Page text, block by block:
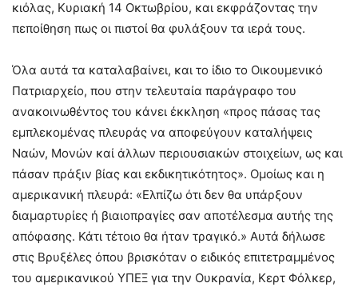
κιόλας, Κυριακή 14 Οκτωβρίου, και εκφράζοντας την
πεποίθηση πως οι πιστοί θα φυλάξουν τα ιερά τους.
Όλα αυτά τα καταλαβαίνει, και το ίδιο το Οικουμενικό
Πατριαρχείο, που στην τελευταία παράγραφο του
ανακοινωθέντος του κάνει έκκληση «προς πάσας τας
εμπλεκομένας πλευράς να αποφεύγουν καταλήψεις
Ναών, Μονών καί άλλων περιουσιακών στοιχείων, ως και
πάσαν πράξιν βίας και εκδικητικότητος». Ομοίως και η
αμερικανική πλευρά: «Ελπίζω ότι δεν θα υπάρξουν
διαμαρτυρίες ή βιαιοπραγίες σαν αποτέλεσμα αυτής της
απόφασης. Κάτι τέτοιο θα ήταν τραγικό.» Αυτά δήλωσε
στις Βρυξέλες όπου βρισκόταν ο ειδικός επιτετραμμένος
του αμερικανικού ΥΠΕΞ για την Ουκρανία, Κερτ Φόλκερ,